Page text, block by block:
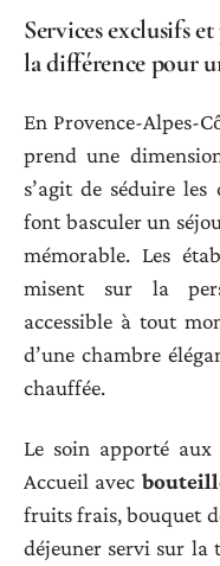
Services exclusifs
la différence pour
En Provence-Alpes-
prend une
s’agit de séduire les
font basculer un
mémorable. Les
misent sur la
accessible à tout
d’une chambre
chauffée.
Le soin apporté
Accueil avec
fruits frais, bouquet
déjeuner servi sur la